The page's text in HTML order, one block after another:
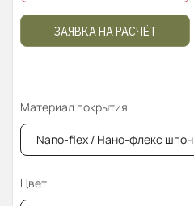
ЗАЯВКА НА РАСЧЁТ
Материал покрытия
Nano-flex / Нано-флекс шпон
Цвет